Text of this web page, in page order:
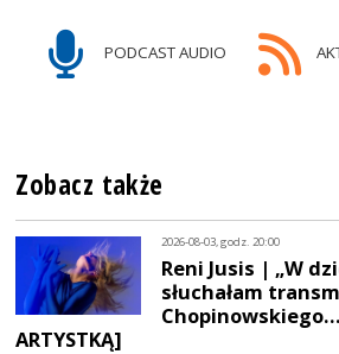
PODCAST AUDIO
Zobacz także
2026-08-03, godz. 20:00
Reni Jusis | „W
słuchałam
ARTYSTKĄ]